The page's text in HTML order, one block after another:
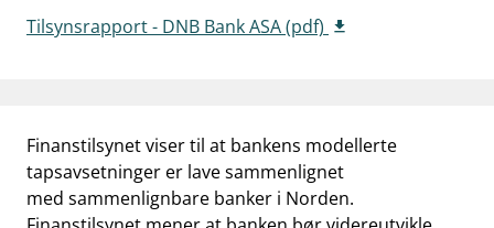
Tilsynsrapport - DNB Bank ASA (pdf)
Finanstilsynet viser til at bankens modellerte
tapsavsetninger er lave sammenlignet
med sammenlignbare banker i Norden.